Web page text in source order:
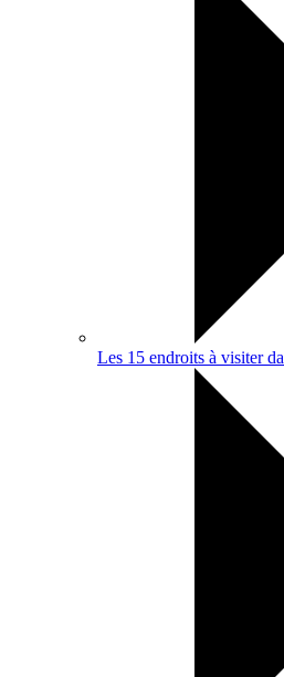
Les 15 endroits à visiter